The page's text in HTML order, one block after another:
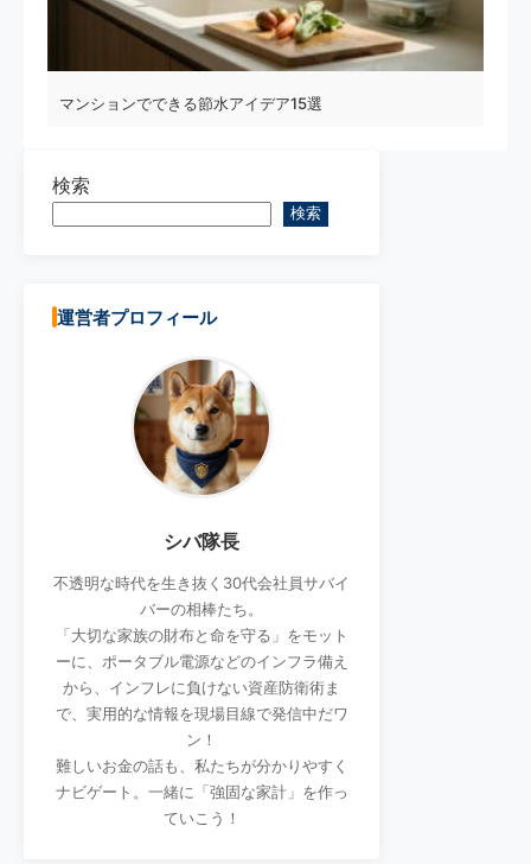
マンションでできる節水アイデア15選
検索
検索
運営者プロフィール
シバ隊長
不透明な時代を生き抜く30代会社員サバイ
バーの相棒たち。
「大切な家族の財布と命を守る」をモット
ーに、ポータブル電源などのインフラ備え
から、インフレに負けない資産防衛術ま
で、実用的な情報を現場目線で発信中だワ
ン！
難しいお金の話も、私たちが分かりやすく
ナビゲート。一緒に「強固な家計」を作っ
ていこう！